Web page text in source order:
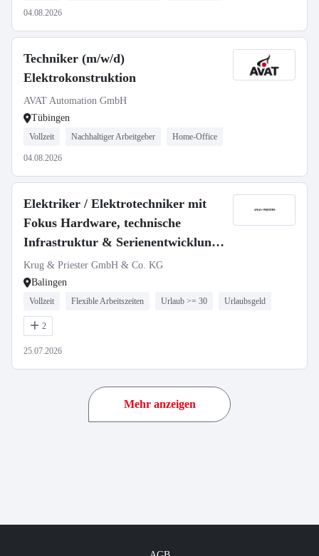
04.08.2026
Techniker (m/w/d)
Elektrokonstruktion
AVAT Automation GmbH
Tübingen
Vollzeit Nachhaltiger Arbeitgeber Home-Office
04.08.2026
Elektriker / Elektrotechniker mit
Fokus Hardware, technische
Infrastruktur & Serienentwicklung
(m/w/d)
Krug & Priester GmbH & Co. KG
Balingen
Vollzeit Flexible Arbeitszeiten Urlaub >= 30 Urlaubsgeld
2
25.07.2026
Mehr anzeigen